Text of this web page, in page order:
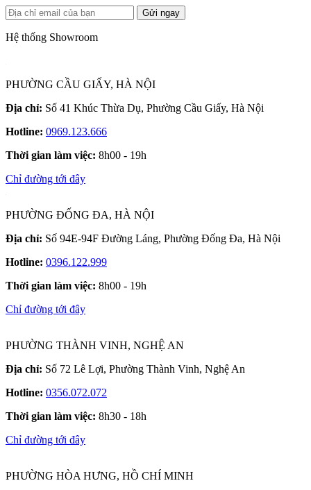
Gửi ngay
Hệ thống Showroom
PHƯỜNG CẦU GIẤY, HÀ NỘI
Địa chỉ: Số 41 Khúc Thừa Dụ, Phường Cầu Giấy, Hà Nội
Hotline: 0969.123.666
Thời gian làm việc: 8h00 - 19h
Chỉ đường tới đây
PHƯỜNG ĐỐNG ĐA, HÀ NỘI
Địa chỉ: Số 94E-94F Đường Láng, Phường Đống Đa, Hà Nội
Hotline: 0396.122.999
Thời gian làm việc: 8h00 - 19h
Chỉ đường tới đây
PHƯỜNG THÀNH VINH, NGHỆ AN
Địa chỉ: Số 72 Lê Lợi, Phường Thành Vinh, Nghệ An
Hotline: 0356.072.072
Thời gian làm việc: 8h30 - 18h
Chỉ đường tới đây
PHƯỜNG HÒA HƯNG, HỒ CHÍ MINH